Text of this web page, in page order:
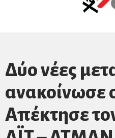
Δύο νέες
ανακοίνωσε
Aπέκτησε